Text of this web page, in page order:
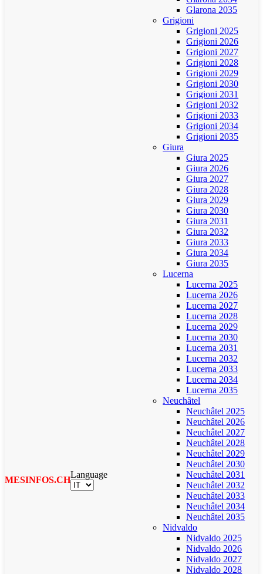
MESINFOS.CH
Language
Glarona 2035
Grigioni
Grigioni 2025
Grigioni 2026
Grigioni 2027
Grigioni 2028
Grigioni 2029
Grigioni 2030
Grigioni 2031
Grigioni 2032
Grigioni 2033
Grigioni 2034
Grigioni 2035
Giura
Giura 2025
Giura 2026
Giura 2027
Giura 2028
Giura 2029
Giura 2030
Giura 2031
Giura 2032
Giura 2033
Giura 2034
Giura 2035
Lucerna
Lucerna 2025
Lucerna 2026
Lucerna 2027
Lucerna 2028
Lucerna 2029
Lucerna 2030
Lucerna 2031
Lucerna 2032
Lucerna 2033
Lucerna 2034
Lucerna 2035
Neuchâtel
Neuchâtel 2025
Neuchâtel 2026
Neuchâtel 2027
Neuchâtel 2028
Neuchâtel 2029
Neuchâtel 2030
Neuchâtel 2031
Neuchâtel 2032
Neuchâtel 2033
Neuchâtel 2034
Neuchâtel 2035
Nidvaldo
Nidvaldo 2025
Nidvaldo 2026
Nidvaldo 2027
Nidvaldo 2028